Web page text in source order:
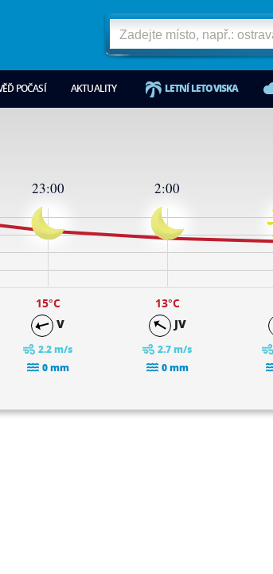
POČASÍ AKTUALITY LETNÍ LETOVISKA
23:00
15°C
V
2.2 m/s
0 mm
2:00
13°C
JV
2.7 m/s
0 mm